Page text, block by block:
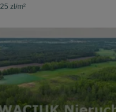
zł/m²